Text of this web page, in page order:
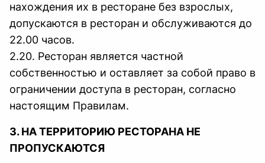
нахождения их в ресторане без взрослых,
допускаются в ресторан и обслуживаются до
22.00 часов.
2.20. Ресторан является частной
собственностью и оставляет за собой право в
ограничении доступа в ресторан, согласно
настоящим Правилам.
3. НА ТЕРРИТОРИЮ РЕСТОРАНА НЕ
ПРОПУСКАЮТСЯ